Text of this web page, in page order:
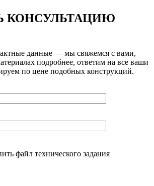
КОНСУЛЬТАЦИЮ
данные — мы свяжемся с вами,
подробнее, ответим на все ваши
по цене подобных конструкций.
файл технического задания